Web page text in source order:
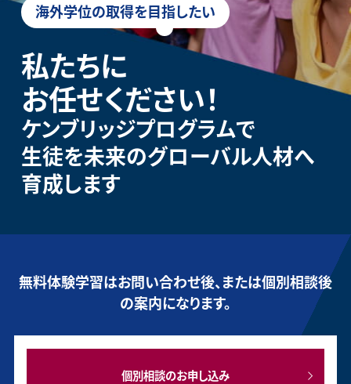
海外学位の取得を目指したい
私たちに
お任せください！
ケンブリッジプログラムで
生徒を未来のグローバル人材へ
育成します
無料体験学習はお問い合わせ後、または個別相談後
の案内になります。
個別相談のお申し込み